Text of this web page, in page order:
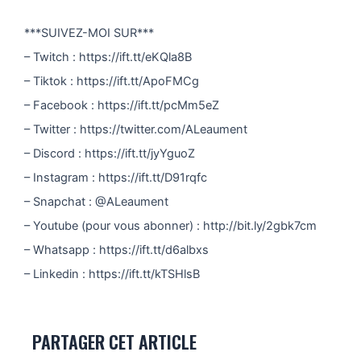
***SUIVEZ-MOI SUR***
– Twitch : https://ift.tt/eKQla8B
– Tiktok : https://ift.tt/ApoFMCg
– Facebook : https://ift.tt/pcMm5eZ
– Twitter : https://twitter.com/ALeaument
– Discord : https://ift.tt/jyYguoZ
– Instagram : https://ift.tt/D91rqfc
– Snapchat : @ALeaument
– Youtube (pour vous abonner) : http://bit.ly/2gbk7cm
– Whatsapp : https://ift.tt/d6albxs
– Linkedin : https://ift.tt/kTSHlsB
PARTAGER CET ARTICLE